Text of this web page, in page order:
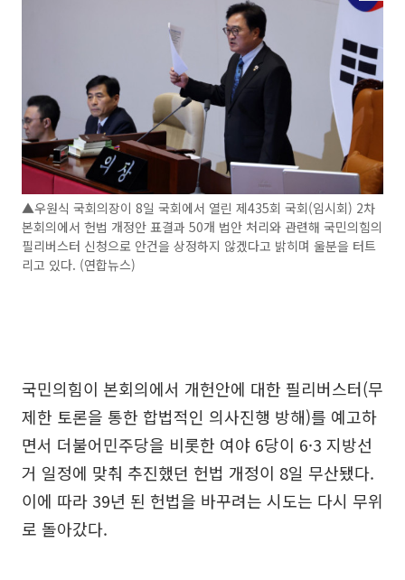
▲우원식 국회의장이 8일 국회에서 열린 제435회 국회(임시회) 2차
본회의에서 헌법 개정안 표결과 50개 법안 처리와 관련해 국민의힘의
필리버스터 신청으로 안건을 상정하지 않겠다고 밝히며 울분을 터트
리고 있다. (연합뉴스)
국민의힘이 본회의에서 개헌안에 대한 필리버스터(무
제한 토론을 통한 합법적인 의사진행 방해)를 예고하
면서 더불어민주당을 비롯한 여야 6당이 6·3 지방선
거 일정에 맞춰 추진했던 헌법 개정이 8일 무산됐다.
이에 따라 39년 된 헌법을 바꾸려는 시도는 다시 무위
로 돌아갔다.